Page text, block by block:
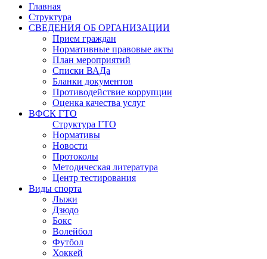
Главная
Структура
СВЕДЕНИЯ ОБ ОРГАНИЗАЦИИ
Прием граждан
Нормативные правовые акты
План мероприятий
Списки ВАДа
Бланки документов
Противодействие коррупции
Оценка качества услуг
ВФСК ГТО
Структура ГТО
Нормативы
Новости
Протоколы
Методическая литература
Центр тестирования
Виды спорта
Лыжи
Дзюдо
Бокс
Волейбол
Футбол
Хоккей